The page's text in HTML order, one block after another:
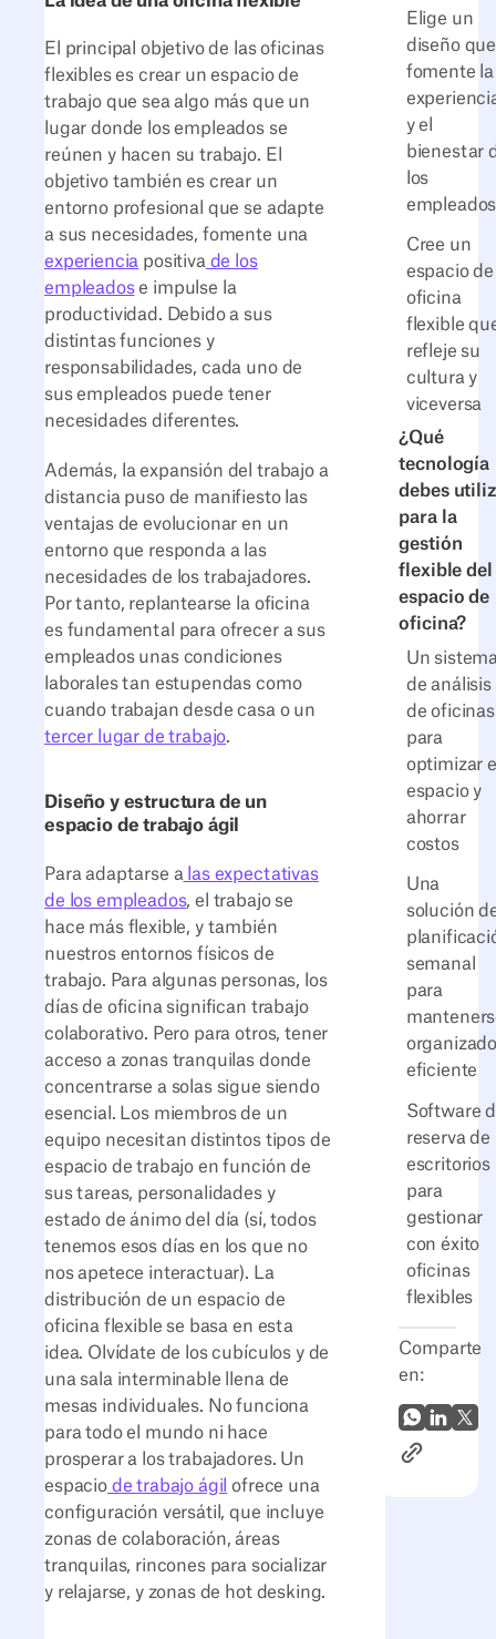
Elige un
diseño que
fomente la
y el
bienestar
los
empleados
Cree un
espacio de
oficina
flexible
refleje su
cultura y
viceversa
¿Qué
tecnología
debes
para la
gestión
flexible del
espacio de
oficina?
Un
de análisis
de oficinas
para
optimizar
espacio y
ahorrar
costos
Una
solución
semanal
para
eficiente
Software
reserva de
escritorios
para
gestionar
con éxito
oficinas
flexibles
Comparte
en:
WhatsApp
X
Enlace al
El principal objetivo de las oficinas
flexibles es crear un espacio de
trabajo que sea algo más que un
lugar donde los empleados se
reúnen y hacen su trabajo. El
objetivo también es crear un
entorno profesional que se adapte
a sus necesidades, fomente una
experiencia positivade los
empleadose impulse la
productividad. Debido a sus
distintas funciones y
responsabilidades, cada uno de
sus empleados puede tener
necesidades diferentes.
Además, la expansión del trabajo a
distancia puso de manifiesto las
ventajas de evolucionar en un
entorno que responda a las
necesidades de los trabajadores.
Por tanto, replantearse la oficina
es fundamental para ofrecer a sus
empleados unas condiciones
laborales tan estupendas como
cuando trabajan desde casa o un
tercer lugar de trabajo.
Diseño y estructura de un
espacio de trabajo ágil
Para adaptarse a las expectativas
de los empleados, el trabajo se
hace más flexible, y también
nuestros entornos físicos de
trabajo. Para algunas personas, los
días de oficina significan trabajo
colaborativo. Pero para otros, tener
acceso a zonas tranquilas donde
concentrarse a solas sigue siendo
esencial. Los miembros de un
equipo necesitan distintos tipos de
espacio de trabajo en función de
sus tareas, personalidades y
estado de ánimo del día (sí, todos
tenemos esos días en los que no
nos apetece interactuar). La
distribución de un espacio de
oficina flexible se basa en esta
idea. Olvídate de los cubículos y de
una sala interminable llena de
mesas individuales. No funciona
para todo el mundo ni hace
prosperar a los trabajadores. Un
espaciode trabajo ágil ofrece una
configuración versátil, que incluye
zonas de colaboración, áreas
tranquilas, rincones para socializar
y relajarse, y zonas de hot desking.